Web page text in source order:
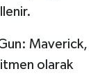
Maverick,
olarak